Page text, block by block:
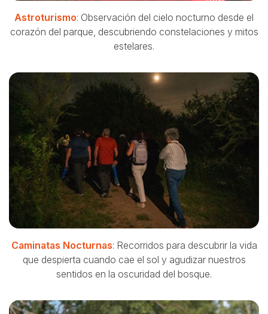
Astroturismo: Observación del cielo nocturno desde el
corazón del parque, descubriendo constelaciones y mitos
estelares.
Caminatas Nocturnas: Recorridos para descubrir la vida
que despierta cuando cae el sol y agudizar nuestros
sentidos en la oscuridad del bosque.